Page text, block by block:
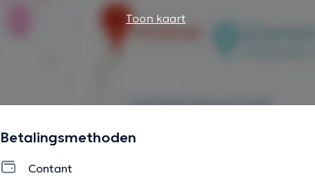
Toon kaart
Betalingsmethoden
Contant